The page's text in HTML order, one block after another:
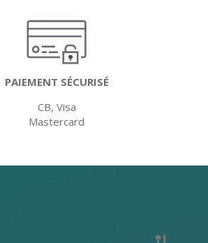
PAIEMENT SÉCURISÉ
CB, Visa
Mastercard